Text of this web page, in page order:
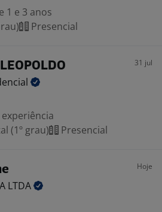
1 e 3 anos
Presencial
31 jul
experiência
(1º grau)
Presencial
Hoje
LTDA